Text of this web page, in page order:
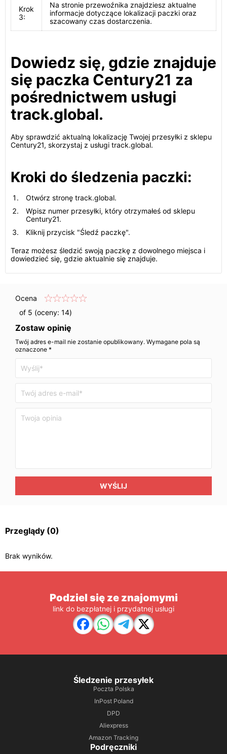
Krok
3:
Na stronie przewoźnika znajdziesz aktualne
informacje dotyczące lokalizacji paczki oraz
szacowany czas dostarczenia.
Dowiedz się, gdzie znajduje
się paczka Century21 za
pośrednictwem usługi
track.global.
Aby sprawdzić aktualną lokalizację Twojej przesyłki z sklepu
Century21, skorzystaj z usługi track.global.
Kroki do śledzenia paczki:
Otwórz stronę track.global.
Wpisz numer przesyłki, który otrzymałeś od sklepu
Century21.
Kliknij przycisk "Śledź paczkę".
Teraz możesz śledzić swoją paczkę z dowolnego miejsca i
dowiedzieć się, gdzie aktualnie się znajduje.
Ocena
of 5 (oceny: 14)
Zostaw opinię
Twój adres e-mail nie zostanie opublikowany. Wymagane pola są
oznaczone *
WYŚLIJ
Przeglądy (0)
Brak wyników.
Podziel się ze znajomymi
link do bezpłatnej i przydatnej usługi
Śledzenie przesyłek
Poczta Polska
InPost Poland
DPD
Aliexpress
Amazon Tracking
Podręczniki